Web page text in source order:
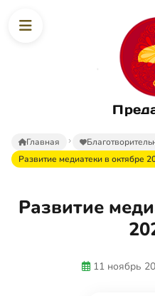
Главная
Развитие медиатеки в октябре
Развитие
11 ноябрь